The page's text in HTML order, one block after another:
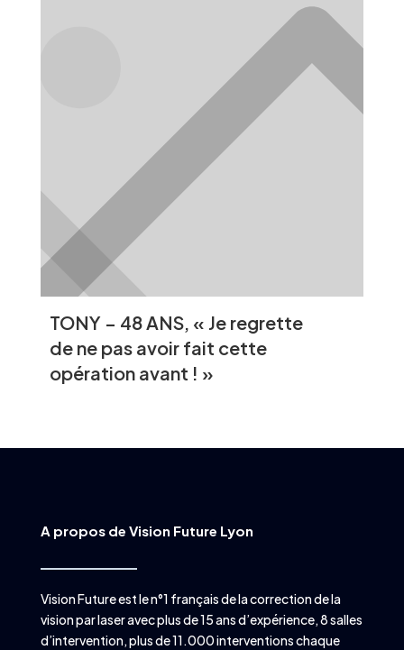
TONY – 48 ANS, « Je regrette
de ne pas avoir fait cette
opération avant ! »
A propos de Vision Future Lyon
Vision Future est le n°1 français de la correction de la
vision par laser avec plus de 15 ans d’expérience, 8 salles
d’intervention, plus de 11.000 interventions chaque